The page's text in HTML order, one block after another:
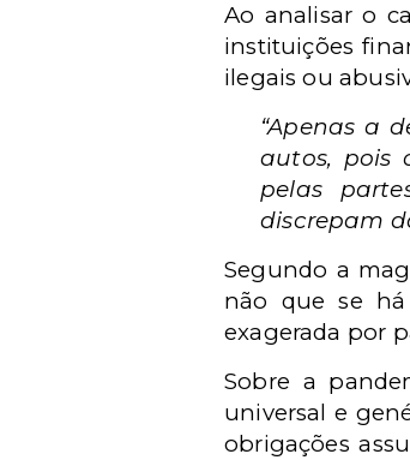
Ao analisar o
instituições
ilegais ou
“Apenas a
autos, pois
pelas
discrepam
Segundo a
não que se
exagerada por
Sobre a
universal e
obrigações